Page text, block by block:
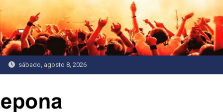
Saltar
al
contenido
sábado, agosto 8, 2026